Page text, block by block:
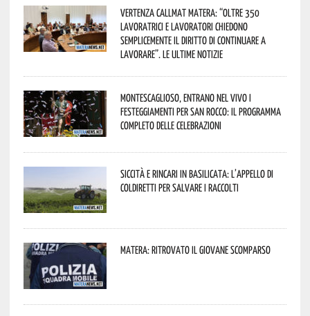
Vertenza CallMat Matera: “Oltre 350
lavoratrici e lavoratori chiedono
semplicemente il diritto di continuare a
lavorare”. Le ultime notizie
Montescaglioso, entrano nel vivo i
festeggiamenti per San Rocco: il programma
completo delle celebrazioni
Siccità e rincari in Basilicata: l’appello di
Coldiretti per salvare i raccolti
Matera: ritrovato il giovane scomparso